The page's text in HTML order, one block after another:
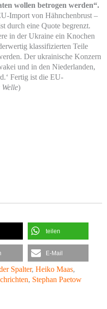
wollen betrogen werden“.
Import von Hähnchenbrust –
durch eine Quote begrenzt.
in der Ukraine ein Knochen
klassifizierten Teile
Der ukrainische Konzern
und in den Niederlanden,
Fertig ist die EU-
Welle)
teilen
E-Mail
Spalter,Heiko Maas,
, Stephan Paetow